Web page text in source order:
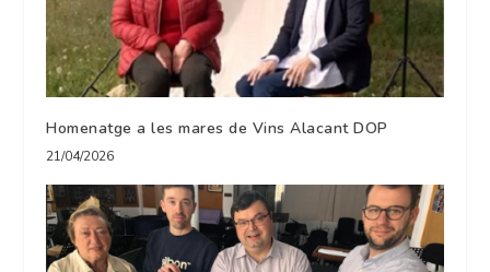
Homenatge a les mares de Vins Alacant DOP
21/04/2026